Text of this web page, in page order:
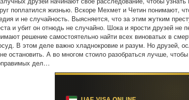
поплатился жизнью. Вскоре Мехмет и Четин понимают,
и не случайность. Выясняется, что за этим жутким
и убит он отнюдь не случайно. Шока и ярости друзей не
решение самостоятельно найти всех виноватых в
В этом деле важно хладнокровие и разум. Но друзей,
остановить. А во многом стоило разобраться лучше,
дел…